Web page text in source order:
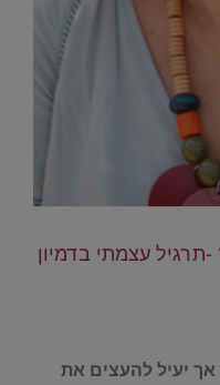
עצמתי בדמיון
אך יעיל להעצים את